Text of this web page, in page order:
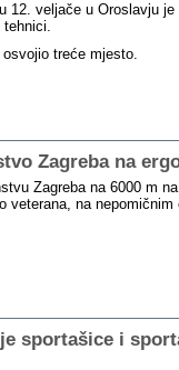
12. veljače u Oroslavju
tehnici.
osvojio treće mjesto.
Zagreba na
Zagreba na 6000 m
veterana, na nepomičnim
sportašice i